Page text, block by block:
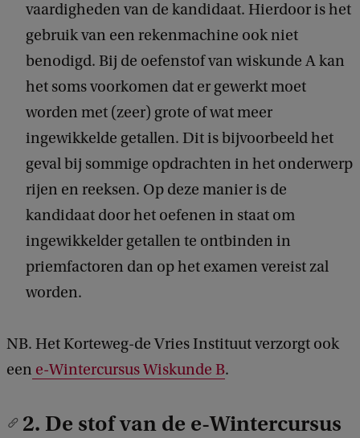
vaardigheden van de kandidaat. Hierdoor is het
gebruik van een rekenmachine ook niet
benodigd. Bij de oefenstof van wiskunde A kan
het soms voorkomen dat er gewerkt moet
worden met (zeer) grote of wat meer
ingewikkelde getallen. Dit is bijvoorbeeld het
geval bij sommige opdrachten in het onderwerp
rijen en reeksen. Op deze manier is de
kandidaat door het oefenen in staat om
ingewikkelder getallen te ontbinden in
priemfactoren dan op het examen vereist zal
worden.
NB. Het Korteweg-de Vries Instituut verzorgt ook
een e-Wintercursus Wiskunde B.
2. De stof van de e-Wintercursus